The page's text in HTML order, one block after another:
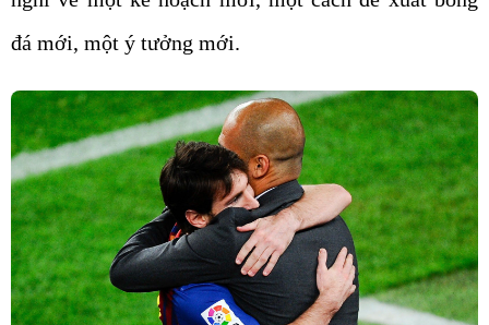
đá mới, một ý tưởng mới.